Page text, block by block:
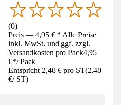
(0)
Preis — 4,95 € * Alle Preise
inkl. MwSt. und ggf. zzgl.
Versandkosten pro Pack4,95
€*/ Pack
Entspricht 2,48 € pro ST(2,48
€/ ST)